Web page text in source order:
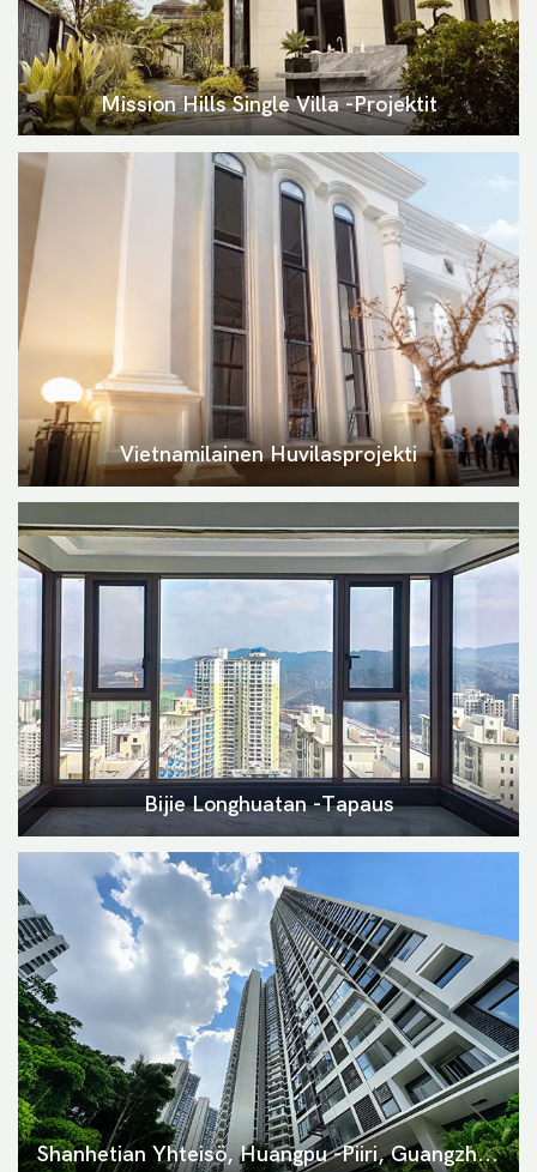
Mission Hills Single Villa -projektit
Vietnamilainen Huvilasprojekti
Bijie Longhuatan -tapaus
Shanhetian Yhteisö, Huangpu -piiri, Guangzhou